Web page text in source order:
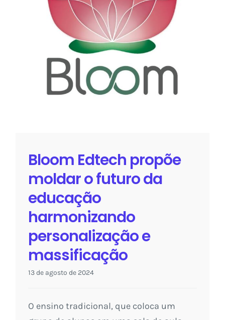
Bloom Edtech propõe moldar o
futuro da educação
harmonizando personalização e
massificação
Sem categoria
Bloom Edtech propõe
moldar o futuro da
educação
harmonizando
personalização e
massificação
13 de agosto de 2024
O ensino tradicional, que coloca um